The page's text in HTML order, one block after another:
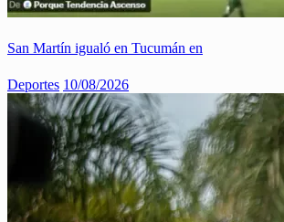
San Martín igualó en Tucumán en
Deportes 10/08/2026